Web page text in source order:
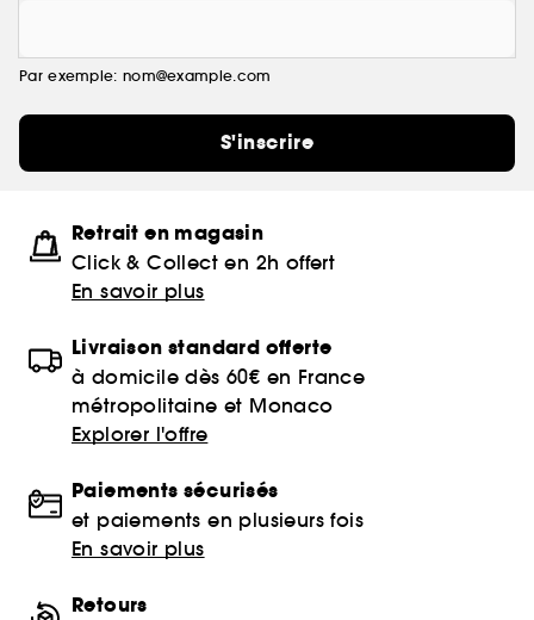
Par exemple: nom@example.com
S'inscrire
Retrait en magasin
Click & Collect en 2h offert
En savoir plus
Livraison standard offerte
à domicile dès 60€ en France
métropolitaine et Monaco
Explorer l'offre
Paiements sécurisés
et paiements en plusieurs fois
En savoir plus
Retours